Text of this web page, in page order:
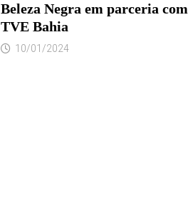
Beleza Negra em parceria com
TVE Bahia
10/01/2024